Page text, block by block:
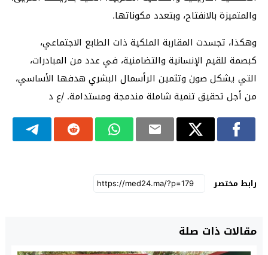
والمتميزة بالانفتاح، وبتعدد مكوناتها.
وهكذا، تجسدت المقاربة الملكية ذات الطابع الاجتماعي،
كبصمة للقيم الإنسانية والتضامنية، في عدد من المبادرات،
التي يشكل صون وتثمين الرأسمال البشري هدفها الأساسي،
من أجل تحقيق تنمية شاملة مندمجة ومستدامة. /ع د
رابط مختصر
مقالات ذات صلة